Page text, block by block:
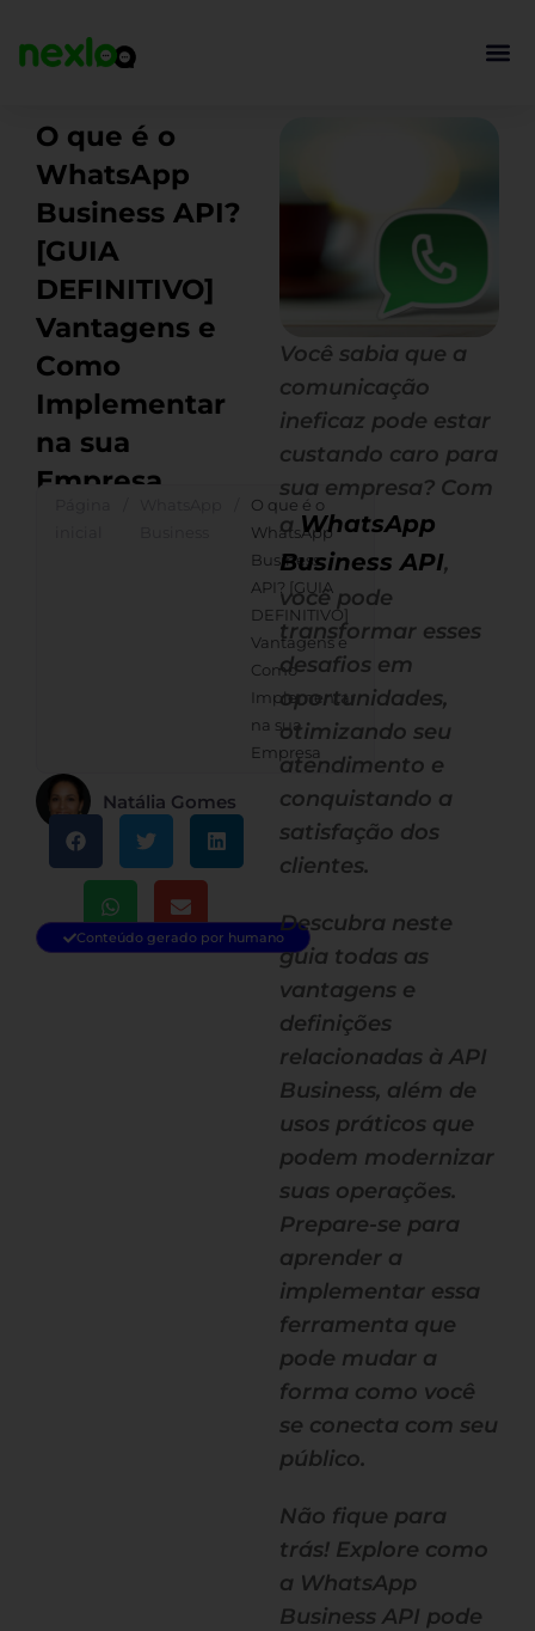
para
O que é o
WhatsApp
Business API?
[GUIA
DEFINITIVO]
Vantagens e
Como
Implementar
na sua
Empresa
O que é o
WhatsApp
Business
API? [GUIA
DEFINITIVO]
Vantagens e
Como
Implementar
na sua
Empresa
Natália Gomes
Conteúdo gerado por humano
Você sabia que a
comunicação
ineficaz pode estar
custando caro para
sua empresa? Com
aWhatsApp
Business API,
você pode
transformar esses
desafios em
oportunidades,
otimizando seu
atendimento e
conquistando a
satisfação dos
clientes.
Descubra neste
guia todas as
vantagens e
definições
relacionadas à API
Business, além de
usos práticos que
podem modernizar
suas operações.
Prepare-se para
aprender a
implementar essa
ferramenta que
pode mudar a
forma como você
se conecta com seu
público.
Não fique para
trás! Explore como
a WhatsApp
Business API pode